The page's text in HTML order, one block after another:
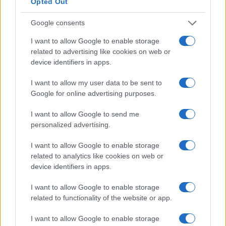
Google consents
I want to allow Google to enable storage
related to advertising like cookies on web or
device identifiers in apps.
I want to allow my user data to be sent to
Google for online advertising purposes.
I want to allow Google to send me
personalized advertising.
I want to allow Google to enable storage
related to analytics like cookies on web or
device identifiers in apps.
I want to allow Google to enable storage
related to functionality of the website or app.
I want to allow Google to enable storage
tu abbia già un lavoro. Nella maggior parte dei casi,
una volta completata l’istruzione e conseguito il
titolo, viene effettuata una revisione dello stipendio.
Molte persone perseguono l’istruzione superiore
come tattica per passare a un lavoro più retribuito. I
numeri sembrano supportare la teoria. L’aumento
è di circa il 10% in più rispetto al consueto aumento
Se puoi permetterti i costi dell’istruzione superiore,
ne vale sicuramente la pena. Dovresti essere in
grado di recuperare i costi in circa un anno circa.
Differenza salariale tipica per istruzione